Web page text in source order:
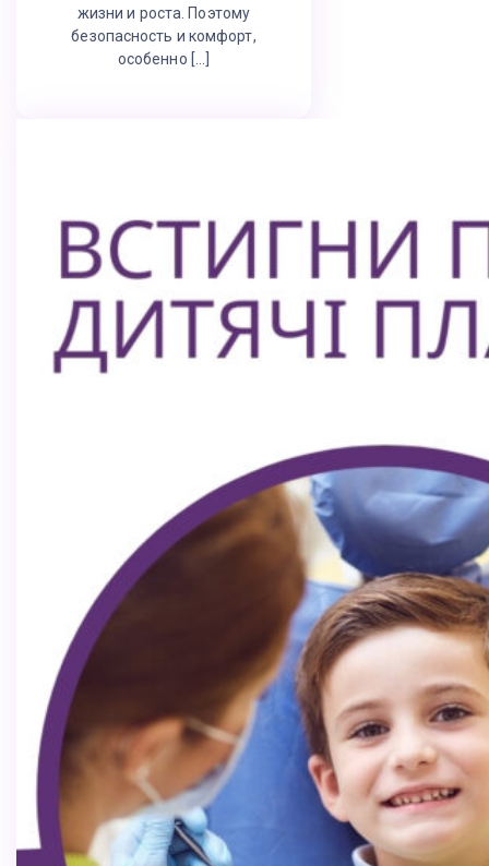
жизни и роста. Поэтому
безопасность и комфорт,
особенно […]